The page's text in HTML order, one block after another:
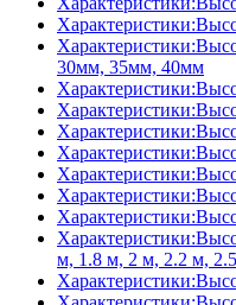
30мм, 35мм, 40мм
м, 1.8 м, 2 м, 2.2 м,